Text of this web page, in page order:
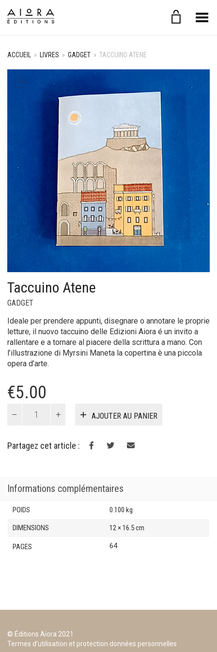
Basculer le menu
ACCUEIL » LIVRES » GADGET » TACCUINO ATENE
+
Taccuino Atene
GADGET
Ideale per prendere appunti, disegnare o annotare le proprie
letture, il nuovo taccuino delle Edizioni Aiora é un invito a
rallentare e a tornare al piacere della scrittura a mano. Con
l’illustrazione di Myrsini Maneta la copertina è una piccola
opera d’arte.
€5.00
Atene
AJOUTER AU PANIER
Partagez cet article :
Informations complémentaires
POIDS 0.100 kg
DIMENSIONS 12 × 16.5 cm
PAGES 64
© Éditions Aiora 2021
Termes d’utilisation et protection données personnelles